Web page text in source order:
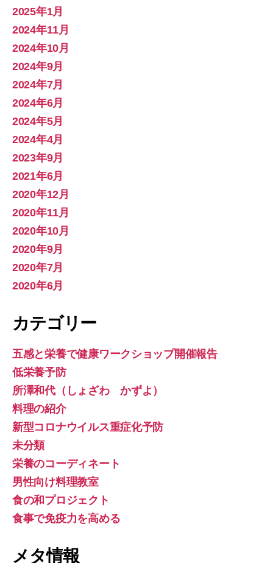
2025年1月
2024年11月
2024年10月
2024年9月
2024年7月
2024年6月
2024年5月
2024年4月
2023年9月
2021年6月
2020年12月
2020年11月
2020年10月
2020年9月
2020年7月
2020年6月
カテゴリー
五感と栄養で健康ワークショップ開催報告
低栄養予防
所澤和代（しょざわ かずよ）
料理の紹介
新型コロナウイルス重症化予防
未分類
栄養のコーディネート
男性向け料理教室
食の和プロジェクト
食事で免疫力を高める
メタ情報